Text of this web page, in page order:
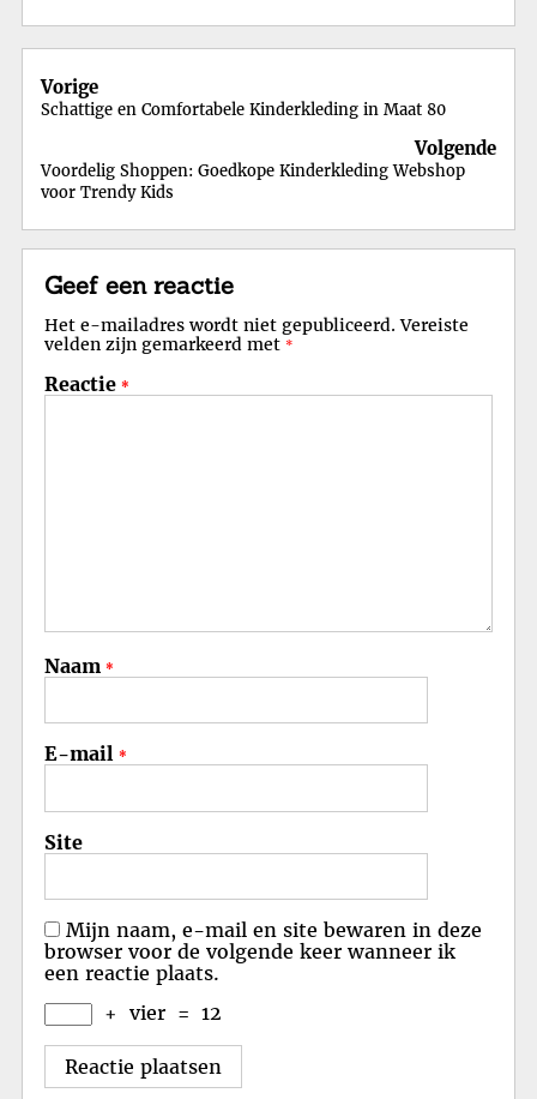
Berichtnavigatie
Vorige
Schattige en Comfortabele Kinderkleding in Maat 80
Volgende
Voordelig Shoppen: Goedkope Kinderkleding Webshop
voor Trendy Kids
Geef een reactie
Het e-mailadres wordt niet gepubliceerd. Vereiste
velden zijn gemarkeerd met *
Reactie *
Naam *
E-mail *
Site
Mijn naam, e-mail en site bewaren in deze
browser voor de volgende keer wanneer ik
een reactie plaats.
+ vier = 12